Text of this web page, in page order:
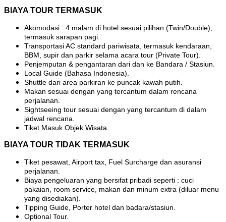
BIAYA TOUR TERMASUK
Akomodasi : 4 malam di hotel sesuai pilihan (Twin/Double),
termasuk sarapan pagi.
Transportasi AC standard pariwisata, termasuk kendaraan,
BBM, supir dan parkir selama acara tour (Private Tour).
Penjemputan & pengantaran dari dan ke Bandara / Stasiun.
Local Guide (Bahasa Indonesia).
Shuttle dari area parkiran ke puncak kawah putih.
Makan sesuai dengan yang tercantum dalam rencana
perjalanan.
Sightseeing tour sesuai dengan yang tercantum di dalam
jadwal rencana.
Tiket Masuk Objek Wisata.
BIAYA TOUR TIDAK TERMASUK
Tiket pesawat, Airport tax, Fuel Surcharge dan asuransi
perjalanan.
Biaya pengeluaran yang bersifat pribadi seperti : cuci
pakaian, room service, makan dan minum extra (diluar menu
yang disediakan).
Tipping Guide, Porter hotel dan badara/stasiun.
Optional Tour.